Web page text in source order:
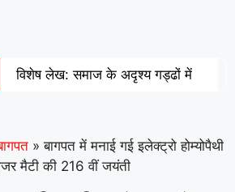
विशेष लेख: समाज के अदृश्य गड्ढों में
मिसाल: अपना ‘राज्य युवा पुरस्कार’ युवा शक्ति
को समर्पित करेंगे अमन |
» बागपत में मनाई गई इलेक्ट्रो होम्योपैथी
मैटी की 216 वीं जयंती